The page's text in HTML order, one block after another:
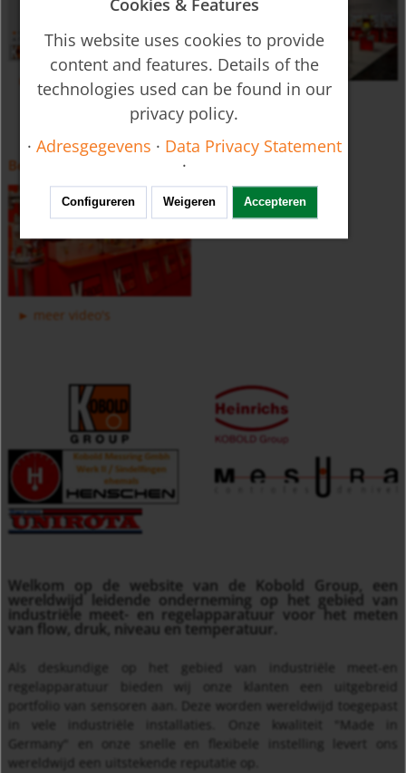
Temperatuursensor met of zonder transmitter MMA
naar kaart
Fair Kalender
Bedrijfspresentatie
meer video's
Welkom op de website van de Kobold Group, een
wereldwijd leidende onderneming op het gebied van
industriële meet- en regelapparatuur voor het meten
van flow, druk, niveau en temperatuur.
Als deskundige op het gebied van industriële meet-en
regelapparatuur bieden wij onze klanten een uitgebreid
portfolio van sensoren aan. Deze worden wereldwijd toegepast
in vele industriële installaties. Onze kwaliteit "Made in
Germany" en onze snelle en flexibele instelling levert ons
wereldwijd een uitstekende reputatie op.
Cookies & Features
This website uses cookies to provide
content and features. Details of the
technologies used can be found in our
privacy policy.
· Adresgegevens · Data Privacy Statement
·
Configureren Weigeren Accepteren